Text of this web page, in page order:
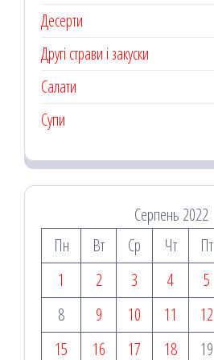
Десерти
Другі страви і закуски
Салати
Супи
Серпень 2022
Пн
Вт Ср Чт Пт
1
2 3 4 5
8
9 10 11 12
15
16 17 18 19